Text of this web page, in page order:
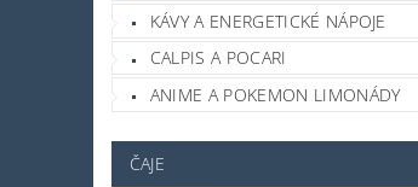
KÁVY A ENERGETICKÉ NÁPOJE
CALPIS A POCARI
ANIME A POKEMON LIMONÁDY
ČAJE